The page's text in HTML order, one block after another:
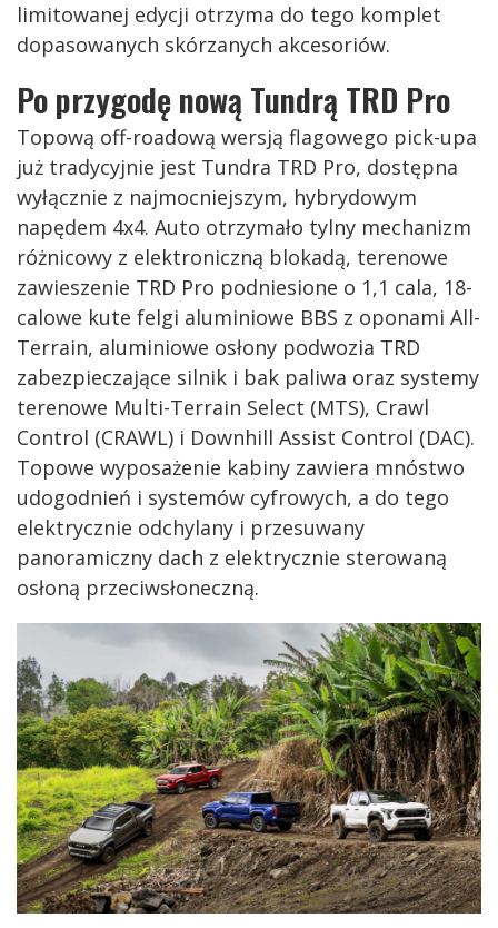
limitowanej edycji otrzyma do tego komplet
dopasowanych skórzanych akcesoriów.
Po przygodę nową Tundrą TRD Pro
Topową off-roadową wersją flagowego pick-upa
już tradycyjnie jest Tundra TRD Pro, dostępna
wyłącznie z najmocniejszym, hybrydowym
napędem 4x4. Auto otrzymało tylny mechanizm
różnicowy z elektroniczną blokadą, terenowe
zawieszenie TRD Pro podniesione o 1,1 cala, 18-
calowe kute felgi aluminiowe BBS z oponami All-
Terrain, aluminiowe osłony podwozia TRD
zabezpieczające silnik i bak paliwa oraz systemy
terenowe Multi-Terrain Select (MTS), Crawl
Control (CRAWL) i Downhill Assist Control (DAC).
Topowe wyposażenie kabiny zawiera mnóstwo
udogodnień i systemów cyfrowych, a do tego
elektrycznie odchylany i przesuwany
panoramiczny dach z elektrycznie sterowaną
osłoną przeciwsłoneczną.